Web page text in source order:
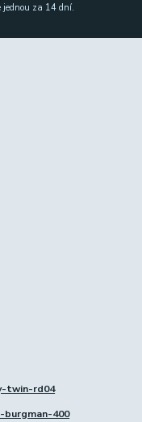
za 14 dní.
twin-rd04
400